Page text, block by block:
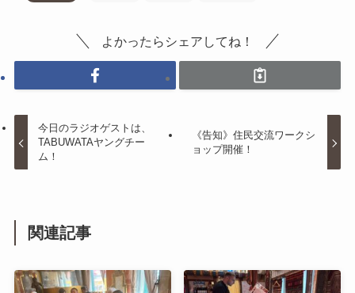
よかったらシェアしてね！
今日のラジオゲストは、
TABUWATAヤングチー
ム！
《告知》住民交流ワークシ
ョップ開催！
関連記事